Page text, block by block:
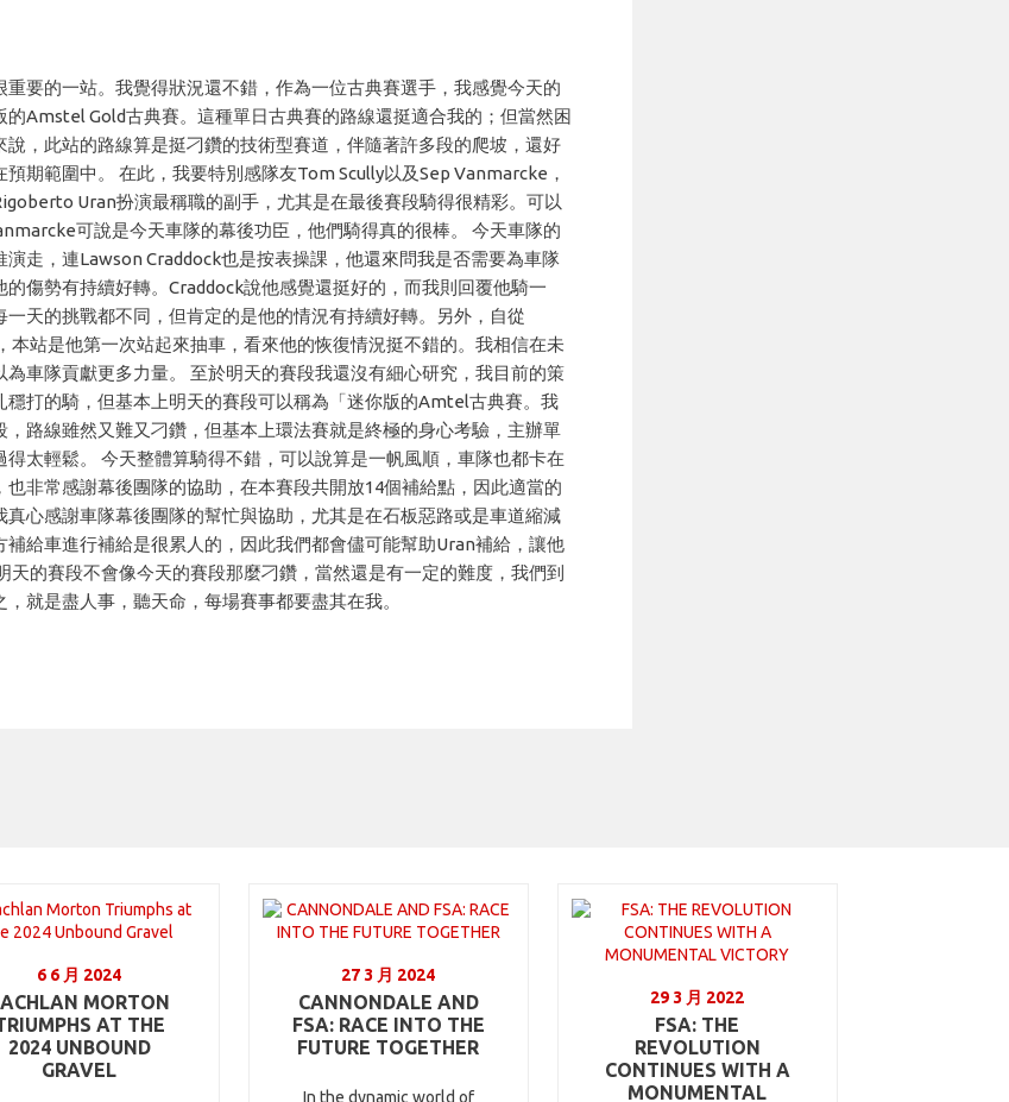
重要的一站。我覺得狀況還不錯，作為一位古典賽選手，我感覺今天的
的Amstel Gold古典賽。這種單日古典賽的路線還挺適合我的；但當然困
說，此站的路線算是挺刁鑽的技術型賽道，伴隨著許多段的爬坡，還好
期範圍中。 在此，我要特別感隊友Tom Scully以及Sep Vanmarcke，
Uran扮演最稱職的副手，尤其是在最後賽段騎得很精彩。可以
可說是今天車隊的幕後功臣，他們騎得真的很棒。 今天車隊的
演走，連Lawson Craddock也是按表操課，他還來問我是否需要為車隊
的傷勢有持續好轉。Craddock說他感覺還挺好的，而我則回覆他騎一
一天的挑戰都不同，但肯定的是他的情況有持續好轉。另外，自從
本站是他第一次站起來抽車，看來他的恢復情況挺不錯的。我相信在未
為車隊貢獻更多力量。 至於明天的賽段我還沒有細心研究，我目前的策
穩打的騎，但基本上明天的賽段可以稱為「迷你版的Amtel古典賽。我
，路線雖然又難又刁鑽，但基本上環法賽就是終極的身心考驗，主辦單
得太輕鬆。 今天整體算騎得不錯，可以說算是一帆風順，車隊也都卡在
也非常感謝幕後團隊的協助，在本賽段共開放14個補給點，因此適當的
真心感謝車隊幕後團隊的幫忙與協助，尤其是在石板惡路或是車道縮減
補給車進行補給是很累人的，因此我們都會儘可能幫助Uran補給，讓他
天的賽段不會像今天的賽段那麼刁鑽，當然還是有一定的難度，我們到
就是盡人事，聽天命，每場賽事都要盡其在我。
6 6 月 2024
MORTON
AT THE
2024 UNBOUND
GRAVEL
27 3 月 2024
CANNONDALE AND
FSA: RACE INTO THE
FUTURE TOGETHER
In the dynamic world of
29 3 月 2022
FSA: THE
REVOLUTION
CONTINUES WITH A
MONUMENTAL